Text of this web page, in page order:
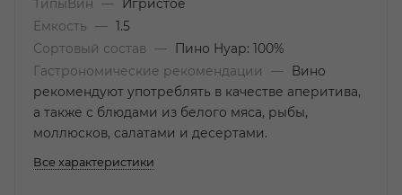
ТипыВин
—
Игристое
Емкость
— 1.5
Сортовый состав
—
Пино Нуар: 100%
Гастрономические рекомендации
—
Вино
рекомендуют употреблять в качестве аперитива,
а также с блюдами из белого мяса, рыбы,
моллюсков, салатами и десертами.
Все характеристики